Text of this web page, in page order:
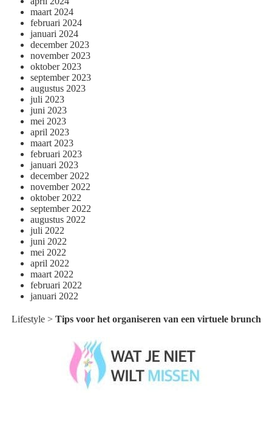
maart 2024
februari 2024
januari 2024
december 2023
november 2023
oktober 2023
september 2023
augustus 2023
juli 2023
juni 2023
mei 2023
april 2023
maart 2023
februari 2023
januari 2023
december 2022
november 2022
oktober 2022
september 2022
augustus 2022
juli 2022
juni 2022
mei 2022
april 2022
maart 2022
februari 2022
januari 2022
Lifestyle> Tips voor het organiseren van een virtuele brunch